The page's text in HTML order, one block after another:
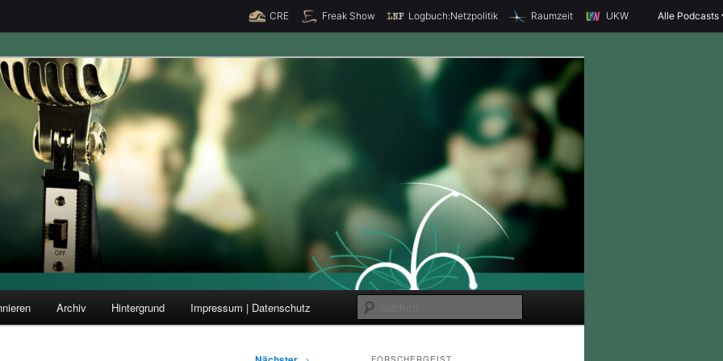
CRE Freak Show Logbuch:Netzpolitik Raumzeit UKW Alle Podcasts
und Forschung
u
Archiv Hintergrund Impressum | Datenschutz